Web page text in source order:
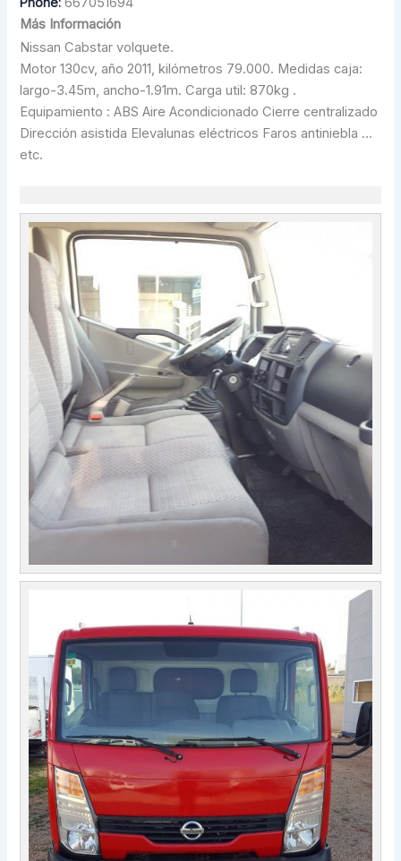
Más Información
Nissan Cabstar volquete.
Motor 130cv, año 2011, kilómetros 79.000. Medidas caja:
largo-3.45m, ancho-1.91m. Carga util: 870kg .
Equipamiento : ABS Aire Acondicionado Cierre centralizado
Dirección asistida Elevalunas eléctricos Faros antiniebla …
etc.